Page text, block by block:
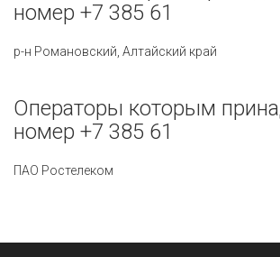
номер +7 385 61
р-н Романовский, Алтайский край
Операторы которым
номер +7 385 61
ПАО Ростелеком